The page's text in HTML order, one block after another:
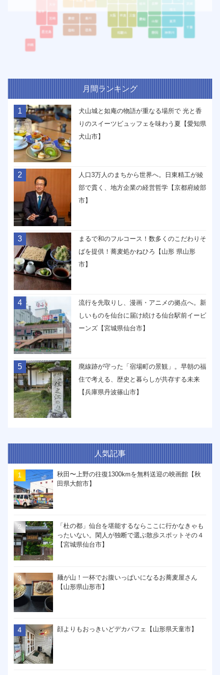
月間ランキング
1
犬山城と如庵の物語が重なる場所で 光と香
りのスイーツビュッフェを味わう夏【愛知県
犬山市】
2
人口3万人のまちから世界へ。日東精工が綾
部で貫く、地方企業の経営哲学【京都府綾部
市】
3
まるで和のフルコース！数多くのこだわりそ
ばを提供！蕎麦処かねひろ【山形 県山形
市】
4
流行を先取りし、漫画・アニメの拠点へ。新
しいものを仙台に届け続ける仙台駅前イービ
ーンズ【宮城県仙台市】
5
廃線跡が守った「宿場町の景観」。早朝の福
住で考える、歴史と暮らしが共存する未来
【兵庫県丹波篠山市】
人気記事
秋田〜上野の往復1300kmを無料送迎の映画館【秋
田県大館市】
「杜の都」仙台を堪能するならここに行かなきゃも
ったいない。閑人が独断で選ぶ散歩スポットその４
【宮城県仙台市】
麺が山！一杯でお腹いっぱいになるお蕎麦屋さん
【山形県山形市】
顔よりもおっきいどデカパフェ【山形県天童市】